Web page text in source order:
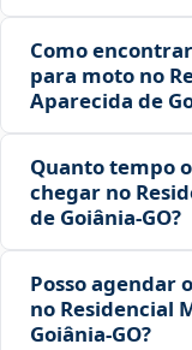
Como
para moto no
Aparecida de
Quanto tempo
chegar no
de Goiânia‑GO?
Posso agendar
no Residencial
Goiânia‑GO?